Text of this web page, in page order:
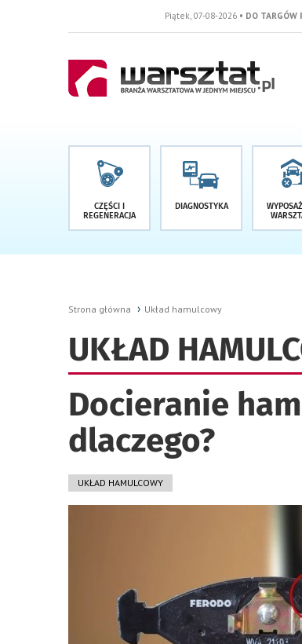
Piątek, 07-08-2026• DO TARGÓW POZOSTAŁO
CZĘŚCI I
REGENERACJA
DIAGNOSTYKA
Strona główna Układ hamulcowy
UKŁAD
Docieranie
dlaczego?
UKŁAD HAMULCOWY